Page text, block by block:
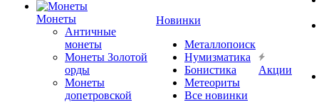
Монеты
Античные
монеты
Монеты Золотой
орды
Монеты
допетровской
Новинки
Металлопоиск
Нумизматика
Бонистика
Метеориты
Все новинки
Акции